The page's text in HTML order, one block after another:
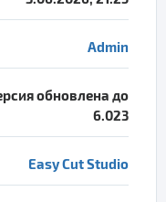
Admin
обновлена до
6.023
Easy Cut Studio